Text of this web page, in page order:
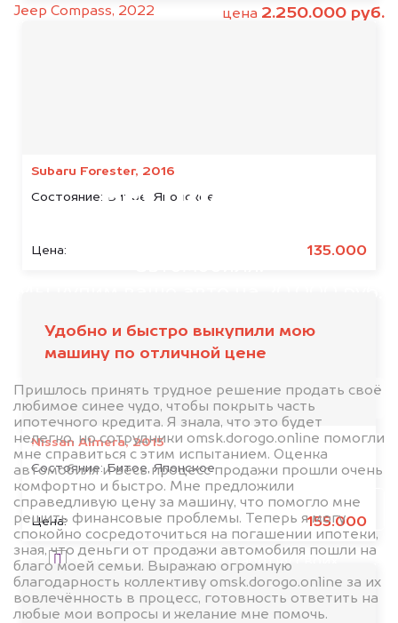
Subaru Forester, 2016
Состояние: Битое, Японское
Цена: 135.000
Nissan Almera, 2015
Состояние:Битое, Японское
Цена: 155.000
Jeep Compass, 2022 цена 2.250.000 руб.
Удобно и быстро выкупили мою
машину по отличной цене
Пришлось принять трудное решение продать своё
любимое синее чудо, чтобы покрыть часть
ипотечного кредита. Я знала, что это будет
нелегко, но сотрудники omsk.dorogo.online помогли
мне справиться с этим испытанием. Оценка
автомобиля и весь процесс продажи прошли очень
комфортно и быстро. Мне предложили
справедливую цену за машину, что помогло мне
решить финансовые проблемы. Теперь я могу
спокойно сосредоточиться на погашении ипотеки,
зная, что деньги от продажи автомобиля пошли на
благо моей семьи. Выражаю огромную
благодарность коллективу omsk.dorogo.online за их
вовлечённость в процесс, готовность ответить на
любые мои вопросы и желание мне помочь.
БЕСПЛАТНО
дороже, чем предлагают на
автоаукционах.
Узнать стоимость
Я даю согласие на обработку своих
персональных данных и соглашаюсь с
политикой конфиденциальности